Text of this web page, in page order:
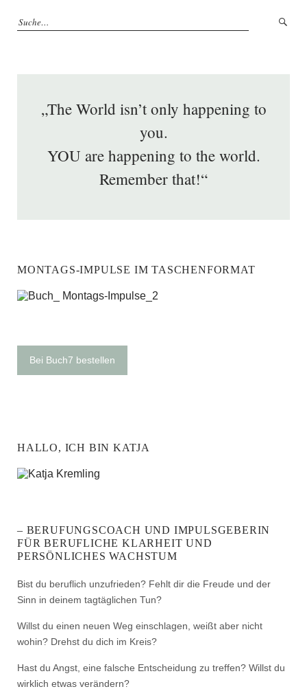
„The World isn’t only happening to
you.
YOU are happening to the world.
Remember that!“
MONTAGS-IMPULSE IM TASCHENFORMAT
Bei Buch7 bestellen
HALLO, ICH BIN KATJA
– BERUFUNGSCOACH UND IMPULSGEBERIN
FÜR BERUFLICHE KLARHEIT UND
PERSÖNLICHES WACHSTUM
Bist du beruflich unzufrieden? Fehlt dir die Freude und der
Sinn in deinem tagtäglichen Tun?
Willst du einen neuen Weg einschlagen, weißt aber nicht
wohin? Drehst du dich im Kreis?
Hast du Angst, eine falsche Entscheidung zu treffen? Willst du
wirklich etwas verändern?